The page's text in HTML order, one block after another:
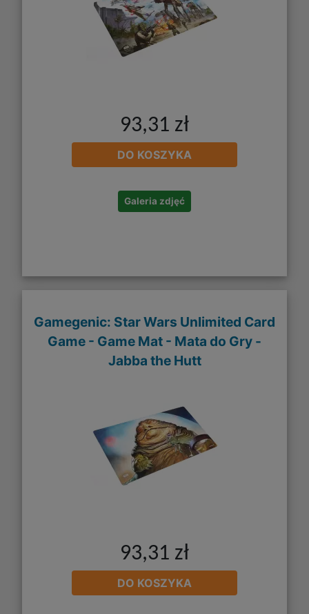
93,31 zł
DO KOSZYKA
Galeria zdjęć
Gamegenic: Star Wars Unlimited Card
Game - Game Mat - Mata do Gry -
Jabba the Hutt
93,31 zł
DO KOSZYKA